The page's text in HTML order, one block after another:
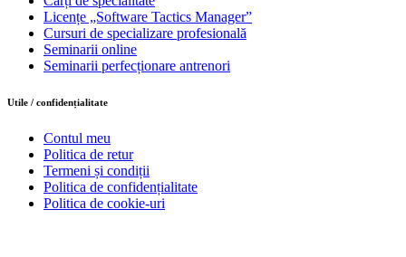
Licențe „Software Tactics Manager”
Cursuri de specializare profesională
Seminarii online
Seminarii perfecționare antrenori
Utile / confidențialitate
Contul meu
Politica de retur
Termeni și condiții
Politica de confidențialitate
Politica de cookie-uri